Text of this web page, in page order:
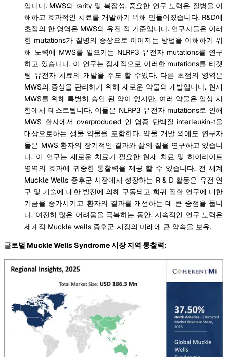
입니다. MWS의 rarity 및 복잡성, 중요한 연구 노력은 질병을 이
해하고 효과적인 치료를 개발하기 위해 만들어졌습니다. R&D에
초점의 한 영역은 MWS의 유전 적 기준입니다. 연구자들은 이러
한 mutations가 질병의 증상으로 이어지는 방법을 이해하기 위
해 노력에 MWS를 일으키는 NLRP3 유전자 mutations를 연구
하고 있습니다. 이 연구는 잠재적으로 이러한 mutations를 타겟
팅 유전자 치료의 개발을 주도 할 수있다. 다른 초점의 영역은
MWS의 증상을 관리하기 위해 새로운 약물의 개발입니다. 현재
MWS를 위해 특별히 승인 된 약이 없지만, 여러 약물은 임상 시
험에서 테스트됩니다. 이들은 NLRP3 유전자 mutations로 인해
MWS 환자에서 overproduced 인 염증 단백질 interleukin-1을
대상으로하는 생물 약물을 포함한다. 약물 개발 외에도 연구자
들은 MWS 환자의 장기적인 결과와 삶의 질을 연구하고 있습니
다. 이 연구는 새로운 치료가 필요한 현재 치료 및 하이라이트
영역의 효과에 귀중한 통찰력을 제공 할 수 있습니다. 전 세계
Muckle Wells 증후군 시장에서 성장하는 R & D 활동은 유전 연
구 및 기술에 대한 발전에 의해 구동되고 희귀 질환 연구에 대한
기금을 증가시키고 환자의 결과를 개선하는 데 큰 중점을 둡니
다. 여전히 많은 어려움을 극복하는 동안, 지속적인 연구 노력은
세계적 Muckle wells 증후군 시장의 미래에 큰 약속을 보유.
글로벌 Muckle Wells Syndrome 시장 지역 통찰력: